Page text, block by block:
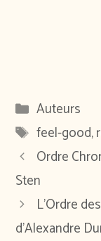
Catégories
Auteurs
Étiquettes
feel-good,
Ordre
Sten
L’Ordre
d’Alexandre